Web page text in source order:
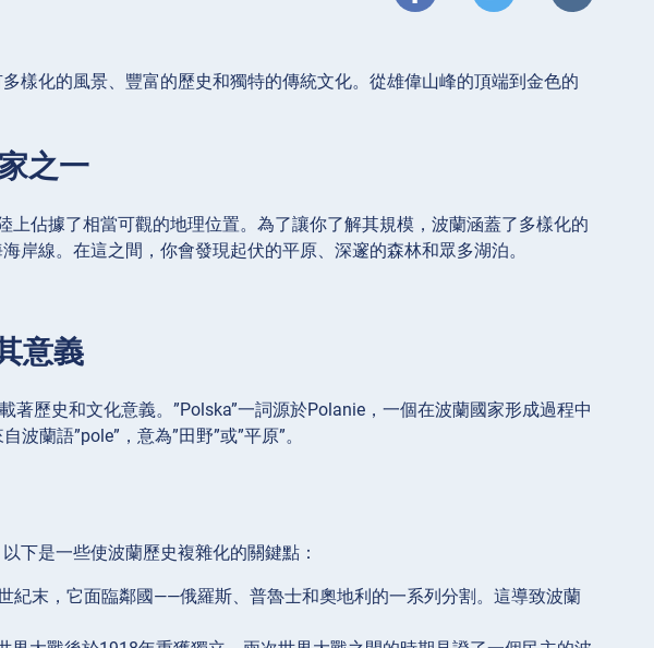
樣化的風景、豐富的歷史和獨特的傳統文化。從雄偉山峰的頂端到金色的
之一
佔據了相當可觀的地理位置。為了讓你了解其規模，波蘭涵蓋了多樣化的
岸線。在這之間，你會發現起伏的平原、深邃的森林和眾多湖泊。
意義
著歷史和文化意義。”Polska”一詞源於Polanie，一個在波蘭國家形成過程中
蘭語”pole”，意為”田野”或”平原”。
下是一些使波蘭歷史複雜化的關鍵點：
紀末，它面臨鄰國——俄羅斯、普魯士和奧地利的一系列分割。這導致波蘭